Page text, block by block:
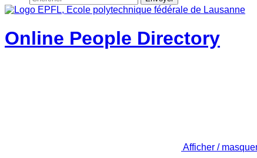
Online People Directory
Afficher /